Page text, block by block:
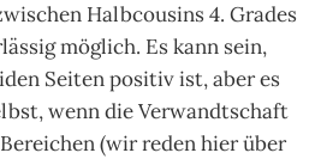
Halbcousins 4. Grades
möglich. Es kann sein,
Seiten positiv ist, aber es
wenn die Verwandtschaft
(wir reden hier über